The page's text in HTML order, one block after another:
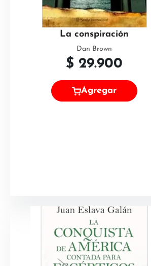
La conspiración
Dan Brown
$ 29.900
Agregar